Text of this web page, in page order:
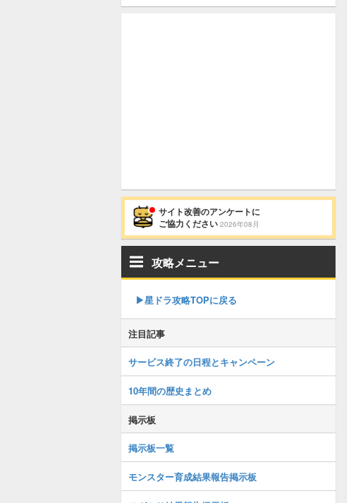
サイト改善のアンケートに
ご協力ください 2026年08月
攻略メニュー
▶︎星ドラ攻略TOPに戻る
注目記事
サービス終了の日程とキャンペーン
10年間の歴史まとめ
掲示板
掲示板一覧
モンスター育成結果報告掲示板